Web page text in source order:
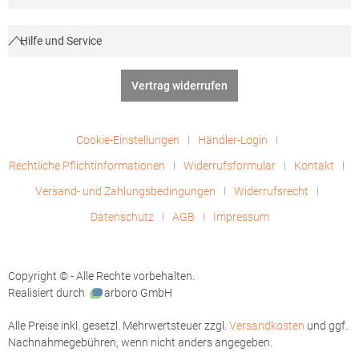
Hilfe und Service
Vertrag widerrufen
Cookie-Einstellungen
Händler-Login
Rechtliche Pflichtinformationen
Widerrufsformular
Kontakt
Versand- und Zahlungsbedingungen
Widerrufsrecht
Datenschutz
AGB Impressum
Copyright © - Alle Rechte vorbehalten.
Realisiert durch
arboro GmbH
Alle Preise inkl. gesetzl. Mehrwertsteuer zzgl. Versandkosten und ggf.
Nachnahmegebühren, wenn nicht anders angegeben.